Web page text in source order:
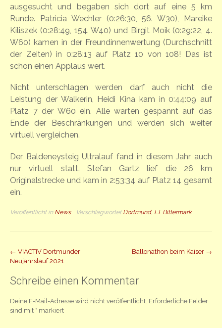
ausgesucht und begaben sich dort auf eine 5 km
Runde. Patricia Wechler (0:26:30, 56. W30), Mareike
Kiliszek (0:28:49, 154. W40) und Birgit Moik (0:29:22, 4.
W60) kamen in der Freundinnenwertung (Durchschnitt
der Zeiten) in 0:28:13 auf Platz 10 von 108! Das ist
schon einen Applaus wert.
Nicht unterschlagen werden darf auch nicht die
Leistung der Walkerin, Heidi Kina kam in 0:44:09 auf
Platz 7 der W60 ein. Alle warten gespannt auf das
Ende der Beschränkungen und werden sich weiter
virtuell vergleichen.
Der Baldeneysteig Ultralauf fand in diesem Jahr auch
nur virtuell statt. Stefan Gartz lief die 26 km
Originalstrecke und kam in 2:53:34 auf Platz 14 gesamt
ein.
Veröffentlicht in News Verschlagwortet Dortmund, LT Bittermark
Beitrag
Navigation
← VIACTIV Dortmunder
Neujahrslauf 2021
Ballonathon beim Kaiser →
Schreibe einen Kommentar
Deine E-Mail-Adresse wird nicht veröffentlicht. Erforderliche Felder
sind mit * markiert